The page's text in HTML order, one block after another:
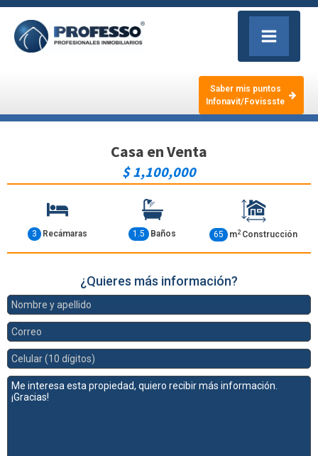
Saber mis puntos
Infonavit/Fovissste
Casa enVenta
$ 1,100,000
3 Recámaras 1.5 Baños 65 m2 Construcción
¿Quieres más información?